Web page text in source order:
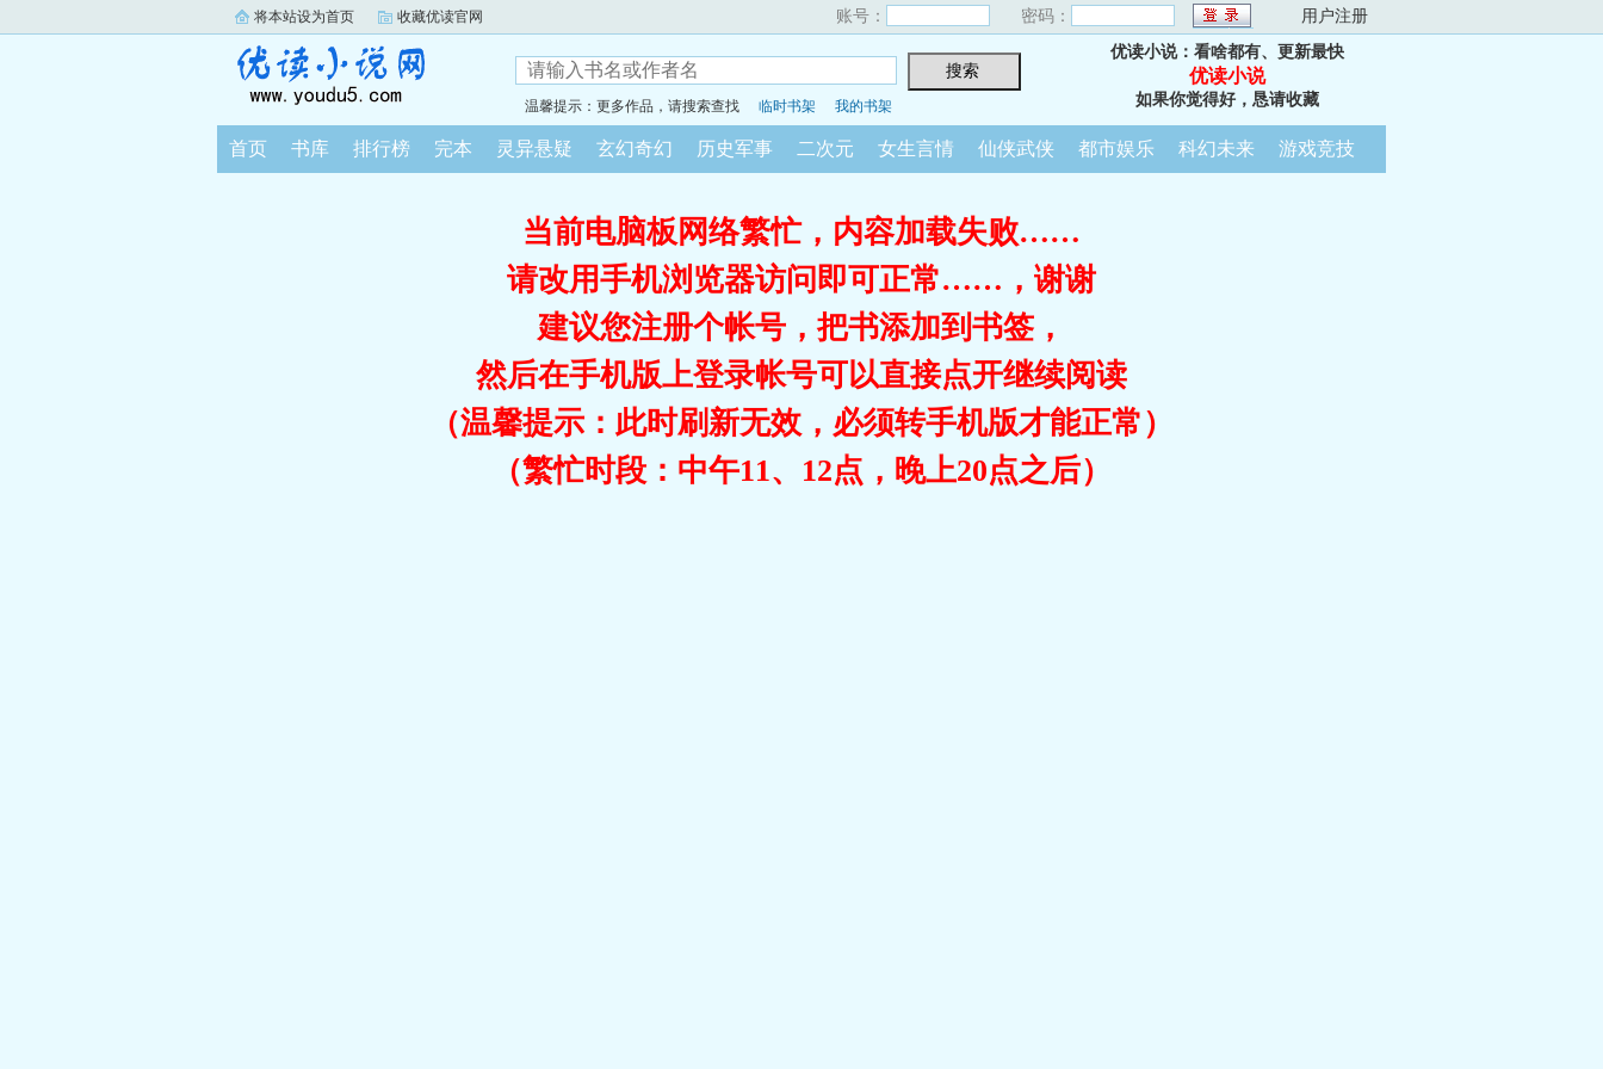
将本站设为首页 收藏优读官网 账号： 密码： 用户注册
温馨提示：更多作品，请搜索查找 临时书架 我的书架
优读小说：看啥都有、更新最快
优读小说
如果你觉得好，恳请收藏
首页 书库 排行榜 完本 灵异悬疑 玄幻奇幻 历史军事 二次元 女生言情 仙侠武侠 都市娱乐 科幻未来 游戏竞技
当前电脑板网络繁忙，内容加载失败……
请改用手机浏览器访问即可正常……，谢谢
建议您注册个帐号，把书添加到书签，
然后在手机版上登录帐号可以直接点开继续阅读
（温馨提示：此时刷新无效，必须转手机版才能正常）
（繁忙时段：中午11、12点，晚上20点之后）